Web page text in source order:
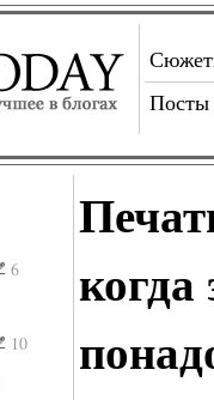
Посты
6
10
когда